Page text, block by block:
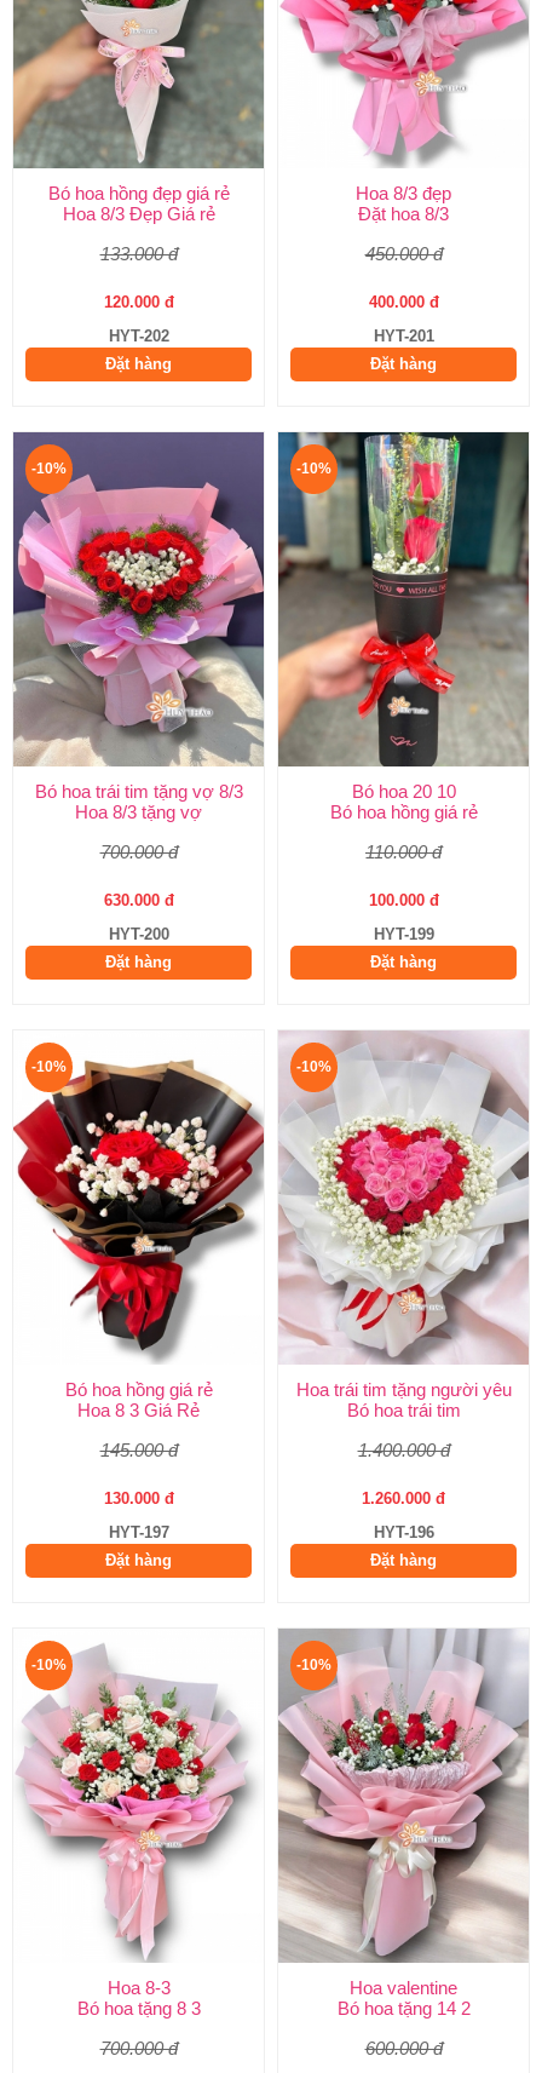
Bó hoa hồng đẹp giá rẻ
Hoa 8/3 Đẹp Giá rẻ
133.000 đ
120.000 đ
HYT-202
Đặt hàng
Hoa 8/3 đẹp
Đặt hoa 8/3
450.000 đ
400.000 đ
HYT-201
Đặt hàng
-10%
Bó hoa trái tim tặng vợ 8/3
Hoa 8/3 tặng vợ
700.000 đ
630.000 đ
HYT-200
Đặt hàng
-10%
Bó hoa 20 10
Bó hoa hồng giá rẻ
110.000 đ
100.000 đ
HYT-199
Đặt hàng
-10%
Bó hoa hồng giá rẻ
Hoa 8 3 Giá Rẻ
145.000 đ
130.000 đ
HYT-197
Đặt hàng
-10%
Hoa trái tim tặng người yêu
Bó hoa trái tim
1.400.000 đ
1.260.000 đ
HYT-196
Đặt hàng
-10%
Hoa 8-3
Bó hoa tặng 8 3
700.000 đ
-10%
Hoa valentine
Bó hoa tặng 14 2
600.000 đ